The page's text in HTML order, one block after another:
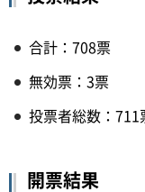
合計：708票
無効票：3票
投票者総数：711
開票結果